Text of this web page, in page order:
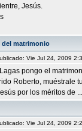
Jesús.
del matrimonio
Vie Jul 24, 2009
pongo el
Roberto, muéstrale
por los méritos de ...
Vie Jul 24, 2009